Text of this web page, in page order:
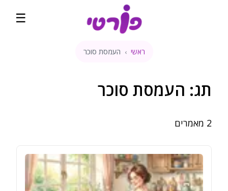
☰
ראשי
השוואת מחירים
ראשי › העמסת סוכר
תג: העמסת סוכר
2 מאמרים